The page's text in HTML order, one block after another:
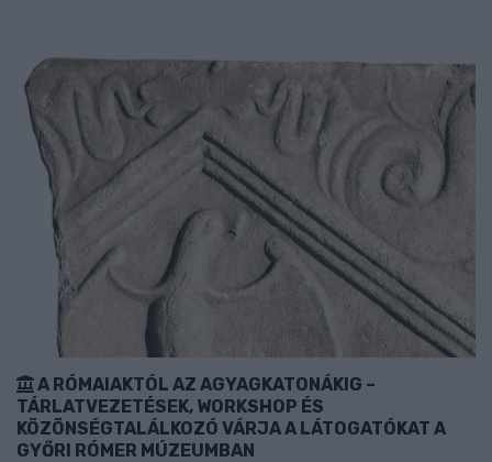
A RÓMAIAKTÓL AZ AGYAGKATONÁKIG –
TÁRLATVEZETÉSEK, WORKSHOP ÉS
KÖZÖNSÉGTALÁLKOZÓ VÁRJA A LÁTOGATÓKAT A
GYŐRI RÓMER MÚZEUMBAN